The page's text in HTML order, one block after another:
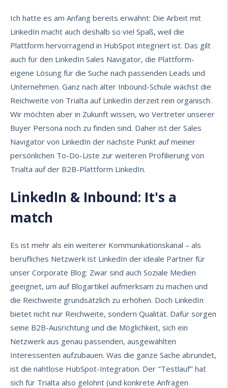
Ich hatte es am Anfang bereits erwähnt: Die Arbeit mit
LinkedIn macht auch deshalb so viel Spaß, weil die
Plattform hervorragend in HubSpot integriert ist. Das gilt
auch für den LinkedIn Sales Navigator, die Plattform-
eigene Lösung für die Suche nach passenden Leads und
Unternehmen. Ganz nach alter Inbound-Schule wächst die
Reichweite von Trialta auf LinkedIn derzeit rein organisch.
Wir möchten aber in Zukunft wissen, wo Vertreter unserer
Buyer Persona noch zu finden sind. Daher ist der Sales
Navigator von LinkedIn der nächste Punkt auf meiner
persönlichen To-Do-Liste zur weiteren Profilierung von
Trialta auf der B2B-Plattform LinkedIn.
LinkedIn & Inbound: It's a
match
Es ist mehr als ein weiterer Kommunikationskanal – als
berufliches Netzwerk ist LinkedIn der ideale Partner für
unser Corporate Blog: Zwar sind auch Soziale Medien
geeignet, um auf Blogartikel aufmerksam zu machen und
die Reichweite grundsätzlich zu erhöhen. Doch LinkedIn
bietet nicht nur Reichweite, sondern Qualität. Dafür sorgen
seine B2B-Ausrichtung und die Möglichkeit, sich ein
Netzwerk aus genau passenden, ausgewählten
Interessenten aufzubauen. Was die ganze Sache abrundet,
ist die nahtlose HubSpot-Integration. Der "Testlauf" hat
sich für Trialta also gelohnt (und konkrete Anfragen